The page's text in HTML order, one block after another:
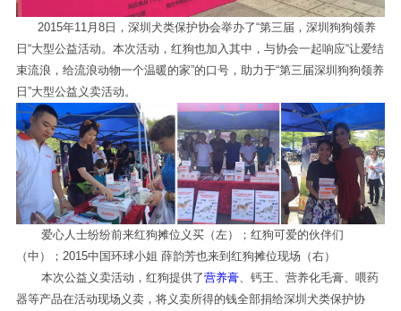
2015年11月8日，深圳犬类保护协会举办了“第三届，深圳狗狗领养
日“大型公益活动。本次活动，红狗也加入其中，与协会一起响应“让爱结
束流浪，给流浪动物一个温暖的家”的口号，助力于“第三届深圳狗狗领养
日”大型公益义卖活动。
爱心人士纷纷前来红狗摊位义买（左）；红狗可爱的伙伴们
（中）；2015中国环球小姐 薛韵芳也来到红狗摊位现场（右）
本次公益义卖活动，红狗提供了营养膏、钙王、营养化毛膏、喂药
器等产品在活动现场义卖，将义卖所得的钱全部捐给深圳犬类保护协